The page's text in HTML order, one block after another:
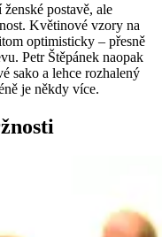
postavě, ale
Květinové vzory na
optimisticky – přesně
Petr Štěpánek naopak
sako a lehce rozhalený
je někdy více.